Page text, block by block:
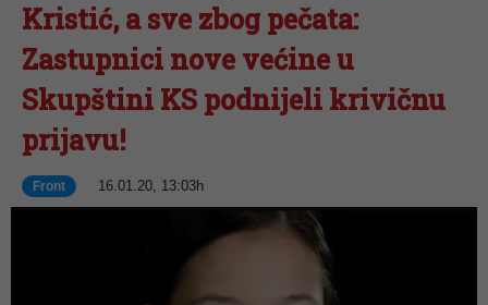
Kristić, a sve zbog pečata:
Zastupnici nove većine u
Skupštini KS podnijeli krivičnu
prijavu!
Front 16.01.20, 13:03h